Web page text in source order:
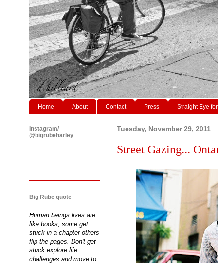
Home About Contact Press Straight Eye
Tuesday, November 29, 2011
Street Gazing...
Instagram/
@bigrubeharley
Big Rube quote
Human beings lives are
like books, some get
stuck in a chapter others
flip the pages. Don't get
stuck explore life
challenges and move to